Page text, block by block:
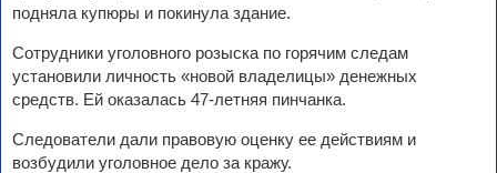
подняла купюры и покинула здание.
Сотрудники уголовного розыска по горячим следам
установили личность «новой владелицы» денежных
средств. Ей оказалась 47-летняя пинчанка.
Следователи дали правовую оценку ее действиям и
возбудили уголовное дело за кражу.